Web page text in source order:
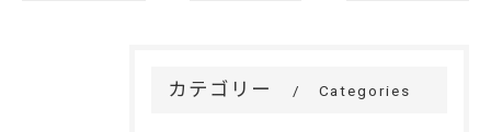
カテゴリー Categories